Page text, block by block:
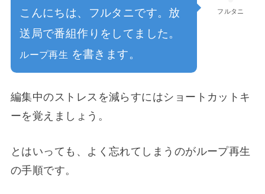
フルタニ
こんにちは、フルタニです。放
送局で番組作りをしてました。
ループ再生 を書きます。
編集中のストレスを減らすにはショートカットキ
ーを覚えましょう。
とはいっても、よく忘れてしまうのがループ再生
の手順です。